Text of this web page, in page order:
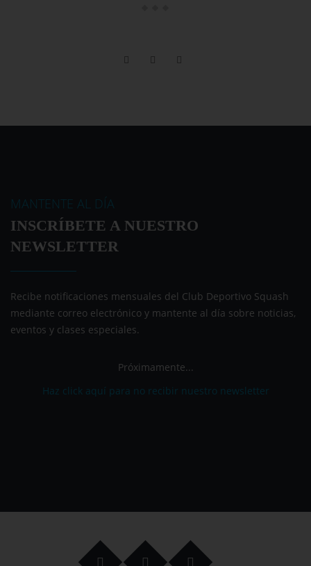
MANTENTE AL DÍA
INSCRÍBETE A NUESTRO
NEWSLETTER
Recibe notificaciones mensuales del Club Deportivo Squash
mediante correo electrónico y mantente al día sobre noticias,
eventos y clases especiales.
Próximamente...
Haz click aquí para no recibir nuestro newsletter